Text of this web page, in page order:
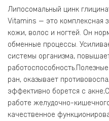
Липосомальный цинк
Vitamins — это комплексная
кожи, волос и ногтей. Он
обменные процессы.
системы организма,
ран, оказывает
эффективно борется с
работе желудочно-
качественное